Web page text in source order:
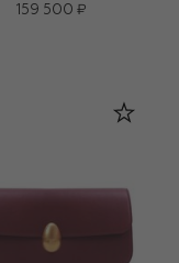
159 500 ₽